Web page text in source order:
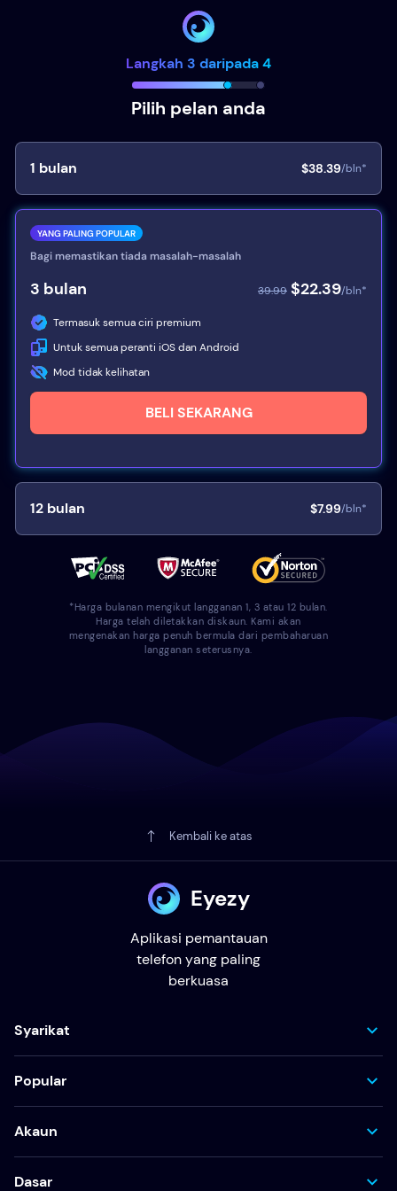
Langkah 3 daripada 4
Pilih pelan anda
1 bulan $38.39/bln*
YANG PALING POPULAR
Bagi memastikan tiada masalah-masalah
3 bulan 39.99 $22.39/bln*
Termasuk semua ciri premium
Untuk semua peranti iOS dan Android
Mod tidak kelihatan
BELI SEKARANG
12 bulan $7.99/bln*
*Harga bulanan mengikut langganan 1, 3 atau 12 bulan.
Harga telah diletakkan diskaun. Kami akan
mengenakan harga penuh bermula dari pembaharuan
langganan seterusnya.
Kembali ke atas
Eyezy
Aplikasi pemantauan
telefon yang paling
berkuasa
Syarikat
Popular
Akaun
Dasar